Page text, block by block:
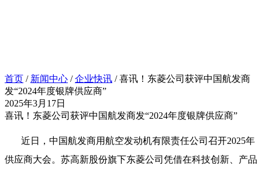
首页 / 新闻中心 /企业快讯 / 喜讯！东菱公司获评中国航发商
发“2024年度银牌供应商”
2025年3月17日
喜讯！东菱公司获评中国航发商发“2024年度银牌供应商”
近日，中国航发商用航空发动机有限责任公司召开2025年
供应商大会。苏高新股份旗下东菱公司凭借在科技创新、产品